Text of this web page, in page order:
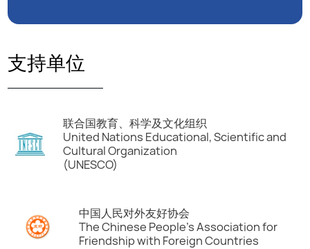
支持单位
联合国教育、科学及文化组织
United Nations Educational, Scientific and
Cultural Organization
(UNESCO)
中国人民对外友好协会
The Chinese People’s Association for
Friendship with Foreign Countries